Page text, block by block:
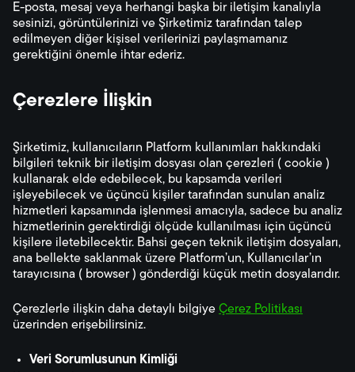
E-posta, mesaj veya herhangi başka bir iletişim kanalıyla
sesinizi, görüntülerinizi ve Şirketimiz tarafından talep
edilmeyen diğer kişisel verilerinizi paylaşmamanız
gerektiğini önemle ihtar ederiz.
Çerezlere İlişkin
Şirketimiz, kullanıcıların Platform kullanımları hakkındaki
bilgileri teknik bir iletişim dosyası olan çerezleri ( cookie )
kullanarak elde edebilecek, bu kapsamda verileri
işleyebilecek ve üçüncü kişiler tarafından sunulan analiz
hizmetleri kapsamında işlenmesi amacıyla, sadece bu analiz
hizmetlerinin gerektirdiği ölçüde kullanılması için üçüncü
kişilere iletebilecektir. Bahsi geçen teknik iletişim dosyaları,
ana bellekte saklanmak üzere Platform’un, Kullanıcılar’ın
tarayıcısına ( browser) gönderdiği küçük metin dosyalarıdır.
Çerezlerle ilişkin daha detaylı bilgiye Çerez Politikası
üzerinden erişebilirsiniz.
Veri Sorumlusunun Kimliği